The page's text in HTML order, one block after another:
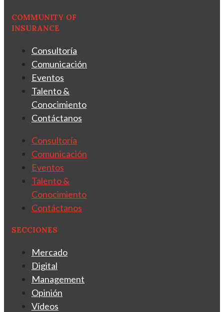
COMMUNITY OF
INSURANCE
Consultoría
Comunicación
Eventos
Talento &
Conocimiento
Contáctanos
Consultoría
Comunicación
Eventos
Talento &
Conocimiento
Contáctanos
SECCIONES
Mercado
Digital
Management
Opinión
Vídeos